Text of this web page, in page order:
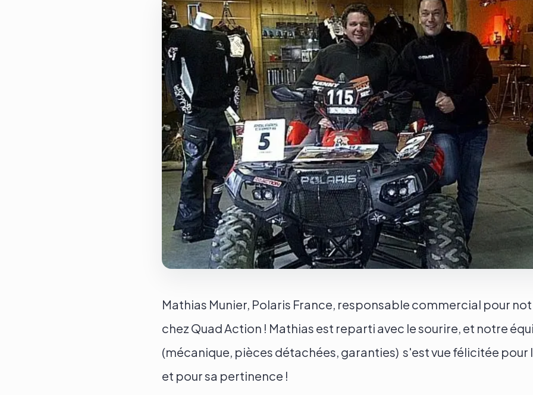
Mathias Munier, Polaris France, responsable commercial pour
chez Quad Action ! Mathias est reparti avec le sourire, et notre
(mécanique, pièces détachées, garanties) s'est vue félicitée pour
et pour sa pertinence !